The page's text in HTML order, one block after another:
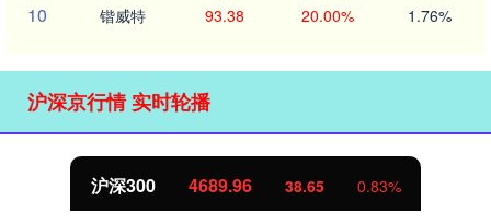
10 锴威特 93.38 20.00% 1.76%
沪深京行情 实时轮播
北证50 1129.72 6.84 0.61%